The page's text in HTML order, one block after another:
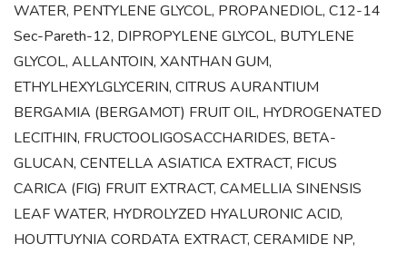
WATER, PENTYLENE GLYCOL, PROPANEDIOL, C12-14
Sec-Pareth-12, DIPROPYLENE GLYCOL, BUTYLENE
GLYCOL, ALLANTOIN, XANTHAN GUM,
ETHYLHEXYLGLYCERIN, CITRUS AURANTIUM
BERGAMIA (BERGAMOT) FRUIT OIL, HYDROGENATED
LECITHIN, FRUCTOOLIGOSACCHARIDES, BETA-
GLUCAN, CENTELLA ASIATICA EXTRACT, FICUS
CARICA (FIG) FRUIT EXTRACT, CAMELLIA SINENSIS
LEAF WATER, HYDROLYZED HYALURONIC ACID,
HOUTTUYNIA CORDATA EXTRACT, CERAMIDE NP,